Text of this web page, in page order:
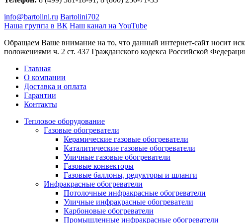
info@bartolini.ru Bartolini702
Наша группа в ВК Наш канал на YouTube
Обращаем Ваше внимание на то, что данный интернет-сайт носит
положениями ч. 2 ст. 437 Гражданского кодекса Российской
Главная
О компании
Доставка и оплата
Гарантии
Контакты
Тепловое оборудование
Газовые обогреватели
Керамические газовые обогреватели
Каталитические газовые обогреватели
Уличные газовые обогреватели
Газовые конвекторы
Газовые баллоны, редукторы и шланги
Инфракрасные обогреватели
Потолочные инфракрасные обогреватели
Уличные инфракрасные обогреватели
Карбоновые обогреватели
Промышленные инфракрасные обогреватели